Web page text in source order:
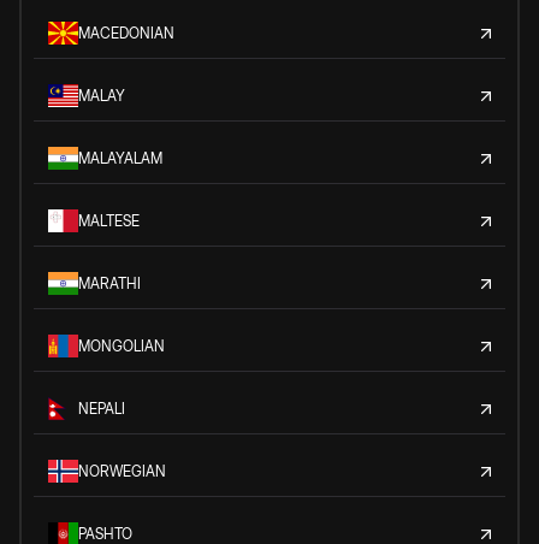
MACEDONIAN
MALAY
MALAYALAM
MALTESE
MARATHI
MONGOLIAN
NEPALI
NORWEGIAN
PASHTO